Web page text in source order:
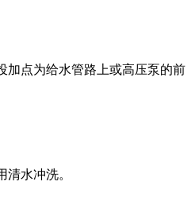
加点为给水管路上或高压泵的前
水冲洗。